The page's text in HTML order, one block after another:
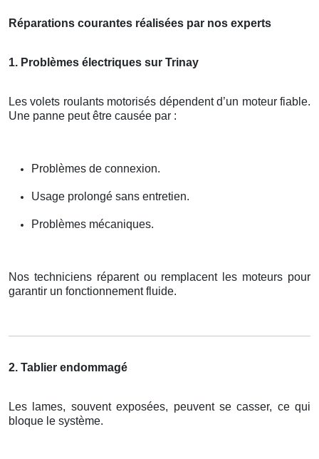
Réparations courantes réalisées par nos experts
1. Problèmes électriques sur Trinay
Les volets roulants motorisés dépendent d’un moteur fiable.
Une panne peut être causée par :
Problèmes de connexion.
Usage prolongé sans entretien.
Problèmes mécaniques.
Nos techniciens réparent ou remplacent les moteurs pour
garantir un fonctionnement fluide.
2. Tablier endommagé
Les lames, souvent exposées, peuvent se casser, ce qui
bloque le système.